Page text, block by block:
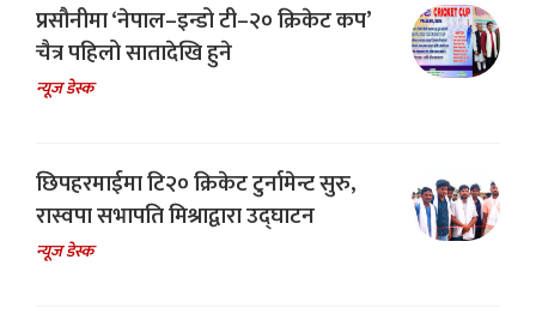
प्रसौनीमा ‘नेपाल–इन्डो टी–२० क्रिकेट कप’
चैत्र पहिलो सातादेखि हुने
न्यूज डेस्क
छिपहरमाईमा टि२० क्रिकेट टुर्नामेन्ट सुरु,
रास्वपा सभापति मिश्राद्वारा उद्घाटन
न्यूज डेस्क